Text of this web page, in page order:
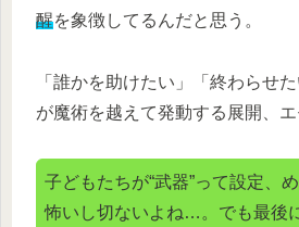
醒を象徴してるんだと思う。
「誰かを助けたい」「終わらせ
が魔術を越えて発動する展開、
子どもたちが“武器”って設定、
怖いし切ないよね…。でも最後